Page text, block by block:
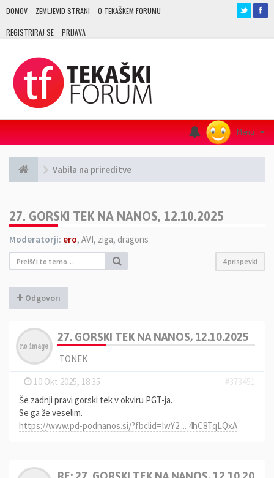
DOMOV ZEMLJEVID STRANI O TEKAŠKEM FORUMU
REGISTRIRAJ SE PRIJAVA
Menu ≡
Vabila na prireditve
27. GORSKI TEK NA NANOS, 12.10.2025
Moderatorji: ero, AVI, ziga, dragons
4 prispevki
Odgovori
27. GORSKI TEK NA NANOS, 12.10.2025
TONEK
-
10 Okt 2025, 18:35
#373451
Še zadnji pravi gorski tek v okviru PGT-ja.
Se ga že veselim.
https://www.pd-podnanos.si/?fbclid=IwY2 ... 4hC8TqLQxA